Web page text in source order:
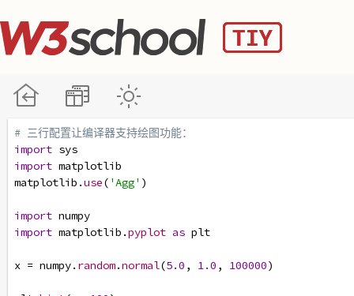
# 三行配置让编译器支持绘图功能：
import sys
import matplotlib
matplotlib .use( 'Agg' )
import numpy
import matplotlib .pyplot as plt
x = numpy. random.normal(5.0 , 1.0 , 100000)